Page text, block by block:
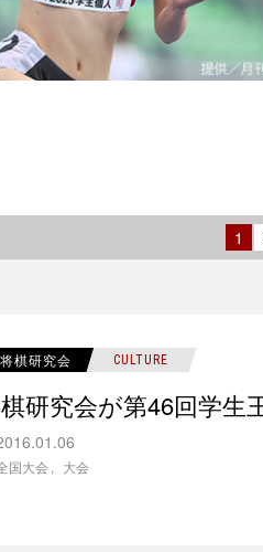
1
将棋研究会 CULTURE
研究会が第46回学生
国大会 大会